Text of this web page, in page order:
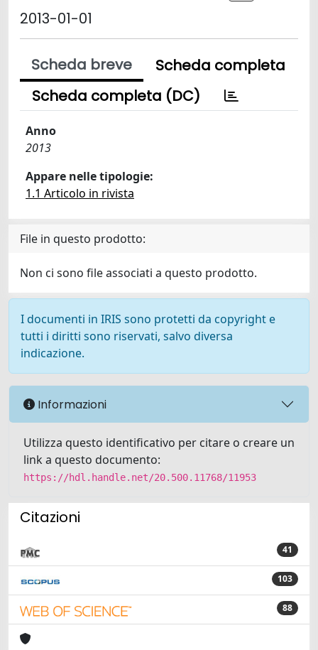
2013-01-01
Scheda breve
Scheda completa
Scheda completa (DC)
Anno
2013
Appare nelle tipologie:
1.1 Articolo in rivista
File in questo prodotto:
Non ci sono file associati a questo prodotto.
I documenti in IRIS sono protetti da copyright e
tutti i diritti sono riservati, salvo diversa
indicazione.
Informazioni
Utilizza questo identificativo per citare o creare un
link a questo documento:
https://hdl.handle.net/20.500.11768/11953
Citazioni
41
103
88